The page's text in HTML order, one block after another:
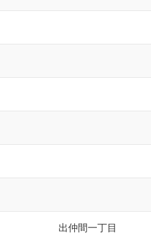
出仲間一丁目